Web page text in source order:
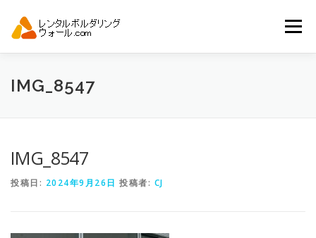
メニュー
トップ 自動見積り
IMG_8547
IMG_8547
投稿日: 2024年9月26日 投稿者: CJ